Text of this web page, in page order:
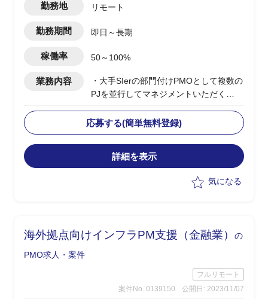
勤務地 リモート
勤務期間 即日～長期
稼働率 50～100%
業務内容
・大手SIerの部門付けPMOとして複数の
PJを並行してマネジメントいただく
ド会社に対してインフラ領域の保守、開
発を行っている
・複数PJの横断的なPMO支援(課題管
理、進捗管理など)
・必要に応じて部門全体の組織改善施策
応募する(簡単無料登録)
詳細を表示
気になる
海外拠点向けインフラPM支援（金融業）
の
PMO求人・案件
フルリモート
案件No. 0139150
公開日: 2023/11/07